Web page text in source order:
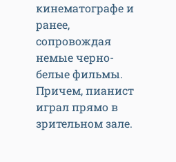
кинематографе и
ранее,
сопровождая
немые черно-
белые фильмы.
Причем, пианист
играл прямо в
зрительном зале.